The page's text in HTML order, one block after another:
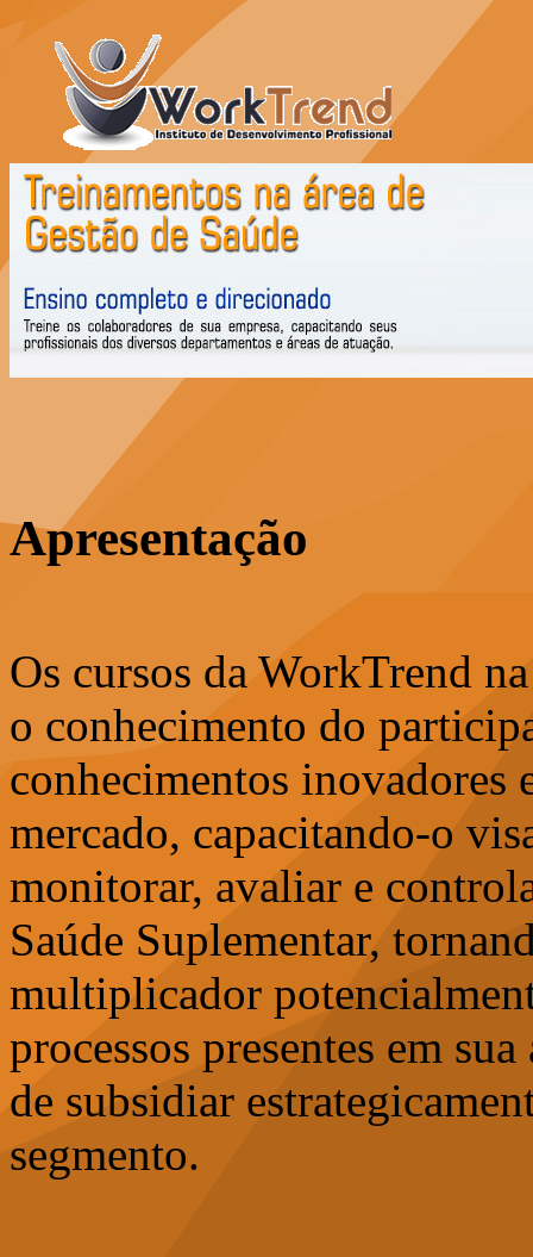
Apresentação
Os cursos da WorkTrend
o conhecimento do
conhecimentos inovadores
mercado, capacitando-o
monitorar, avaliar e
Saúde Suplementar,
multiplicador
processos presentes em
de subsidiar
segmento.